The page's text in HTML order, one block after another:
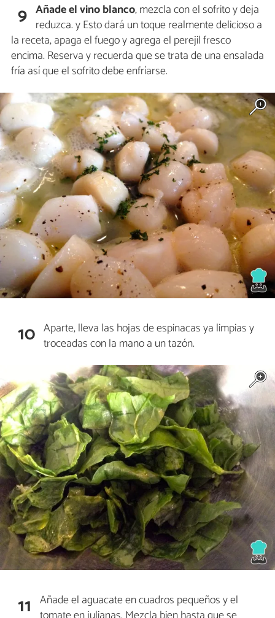
9 Añade el vino blanco, mezcla con el sofrito y deja
reduzca. y Esto dará un toque realmente delicioso a
la receta, apaga el fuego y agrega el perejil fresco
encima. Reserva y recuerda que se trata de una ensalada
fría así que el sofrito debe enfríarse.
10 Aparte, lleva las hojas de espinacas ya limpias y
troceadas con la mano a un tazón.
11 Añade el aguacate en cuadros pequeños y el